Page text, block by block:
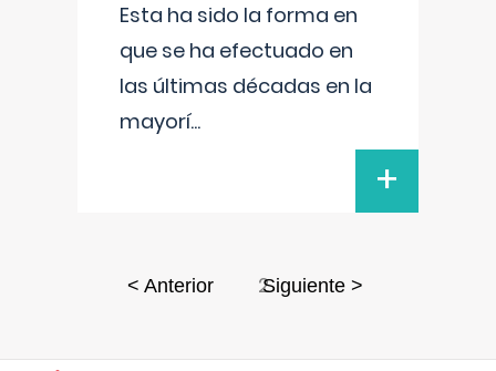
Esta ha sido la forma en
que se ha efectuado en
las últimas décadas en la
mayorí...
+
< Anterior 2Siguiente >